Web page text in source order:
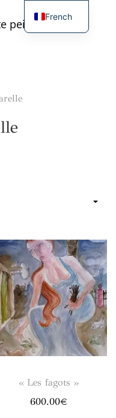
peintre
« Les fagots »
600.00€
French
English